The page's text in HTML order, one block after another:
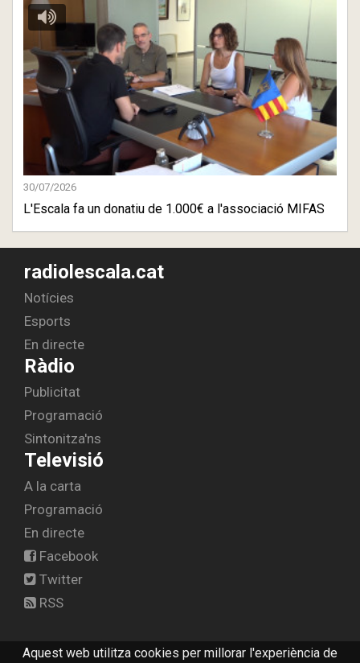
Aquest web utilitza cookies per millorar l'experiència de
30/07/2026
L'Escala fa un donatiu de 1.000€ a l'associació MIFAS
radiolescala.cat
Notícies
Esports
En directe
Ràdio
Publicitat
Programació
Sintonitza'ns
Televisió
A la carta
Programació
En directe
Facebook
Twitter
RSS
© 2026 radiolescala.cat -Avís legal-Contactar